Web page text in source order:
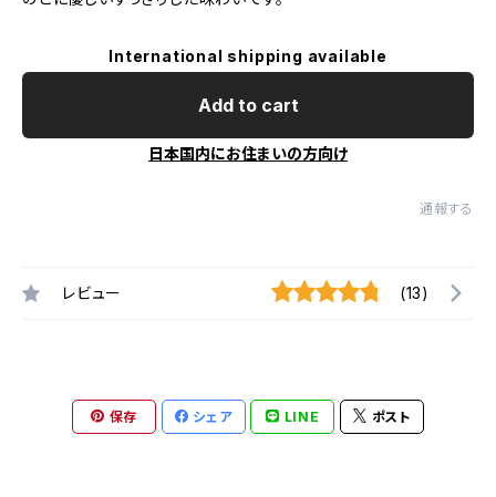
International shipping available
Add to cart
日本国内にお住まいの方向け
通報する
レビュー (13)
保存 シェア LINE ポスト